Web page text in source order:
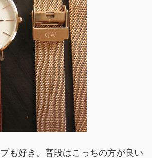
も好き。普段はこっちの方が良い